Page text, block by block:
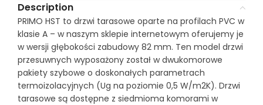
Description
PRIMO HST to drzwi tarasowe oparte na profilach PVC w
klasie A – w naszym sklepie internetowym oferujemy je
w wersji głębokości zabudowy 82 mm. Ten model drzwi
przesuwnych wyposażony został w dwukomorowe
pakiety szybowe o doskonałych parametrach
termoizolacyjnych (Ug na poziomie 0,5 W/m2K). Drzwi
tarasowe są dostępne z siedmioma komorami w